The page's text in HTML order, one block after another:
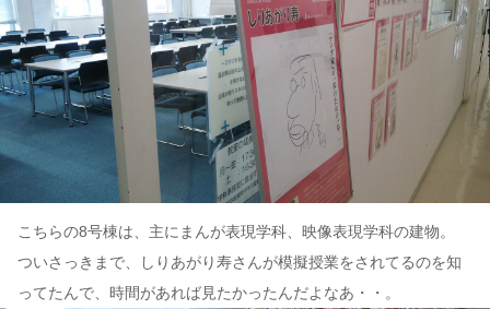
こちらの8号棟は、主にまんが表現学科、映像表現学科の建物。
ついさっきまで、しりあがり寿さんが模擬授業をされてるのを知
ってたんで、時間があれば見たかったんだよなあ・・。